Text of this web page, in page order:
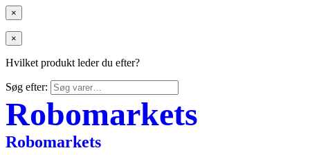
×
×
Hvilket produkt leder du efter?
Søg efter:
Robomarkets
Robomarkets